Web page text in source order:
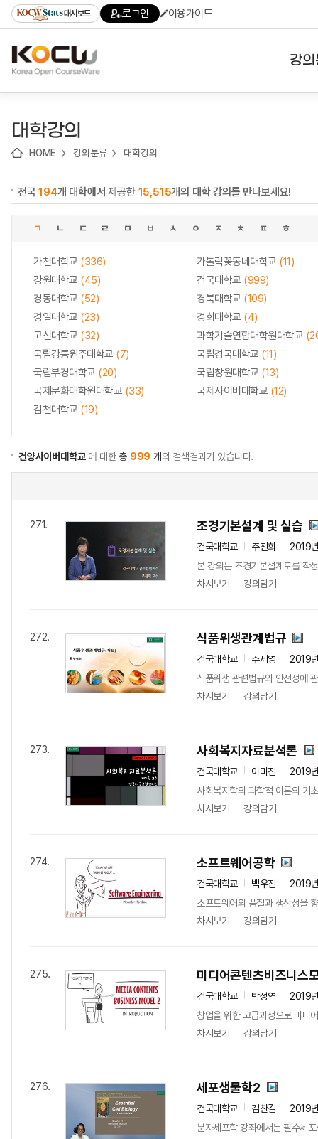
기
기
기
content)
가
대시보드 로그인 이용가이드
강
대학강의
HOME 강의분류 대학강의
전국194개 대학에서 제공한 15,515개의 대학 강의를 만나보세요!
ㄱ ㄴ ㄷ ㄹ ㅁ ㅂ ㅅ ㅇ ㅈ ㅊ ㅍ ㅎ
가천대학교 (336) 가톨릭꽃동네대학교 (11)
강원대학교 (45) 건국대학교 (999)
경동대학교 (52) 경북대학교 (109)
경일대학교 (23) 경희대학교 (4)
고신대학교 (32) 과학기술연합대학원대학교
국립강릉원주대학교 (7) 국립경국대학교 (11)
국립부경대학교 (20) 국립창원대학교 (13)
국제문화대학원대학교 (33) 국제사이버대학교 (12)
김천대학교 (19)
건양사이버대학교에 대한총 999 개의 검색결과가 있습니다.
271. 조경기본설계 및 실습
건국대학교 주진희
2019
본 강의는 조경기본설계도를 작
차시보기
강의담기
272. 식품위생관계법규
건국대학교 주세영
2019
식품위생 관련법규와 안전성에
차시보기
강의담기
273. 사회복지자료분석론
건국대학교 이미진
2019
사회복지학의 과학적 이론의 기
차시보기
강의담기
274. 소프트웨어공학
건국대학교 백우진
2019
소프트웨어의 품질과 생산성을
차시보기
강의담기
275. 미디어콘텐츠비즈니스
건국대학교 박성연
2019
창업을 위한 고급과정으로 미디
차시보기
강의담기
276. 세포생물학2
건국대학교 김찬길
2019
분자세포학 강좌에서는 필수세